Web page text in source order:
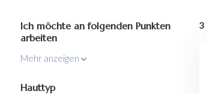
Ich möchte an folgenden Punkten
arbeiten
Mehr anzeigen
Hauttyp
3